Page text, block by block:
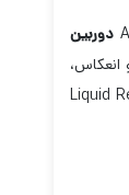
دوربین
Liquid